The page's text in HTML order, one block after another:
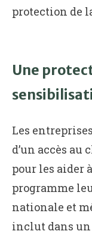
protection de
Une
Les
d’un accès au
pour les aider
programme
nationale et
inclut dans